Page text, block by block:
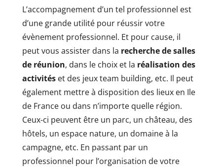
L’accompagnement d’un tel professionnel est
d’une grande utilité pour réussir votre
évènement professionnel. Et pour cause, il
peut vous assister dans la recherche de salles
de réunion, dans le choix et la réalisation des
activitéset des jeux team building, etc. Il peut
également mettre à disposition des lieux en Ile
de France ou dans n’importe quelle région.
Ceux-ci peuvent être un parc, un château, des
hôtels, un espace nature, un domaine à la
campagne, etc. En passant par un
professionnel pour l’organisation de votre